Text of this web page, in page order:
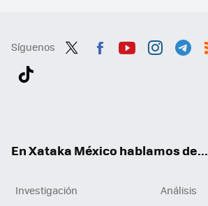
Síguenos
En Xataka México hablamos de...
Investigación
Análisis